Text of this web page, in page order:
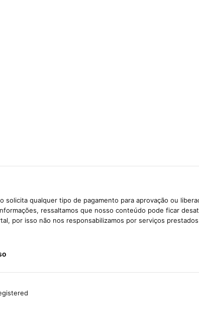
qualquer tipo de pagamento para aprovação ou
ressaltamos que nosso conteúdo pode ficar
por isso não nos responsabilizamos por serviços